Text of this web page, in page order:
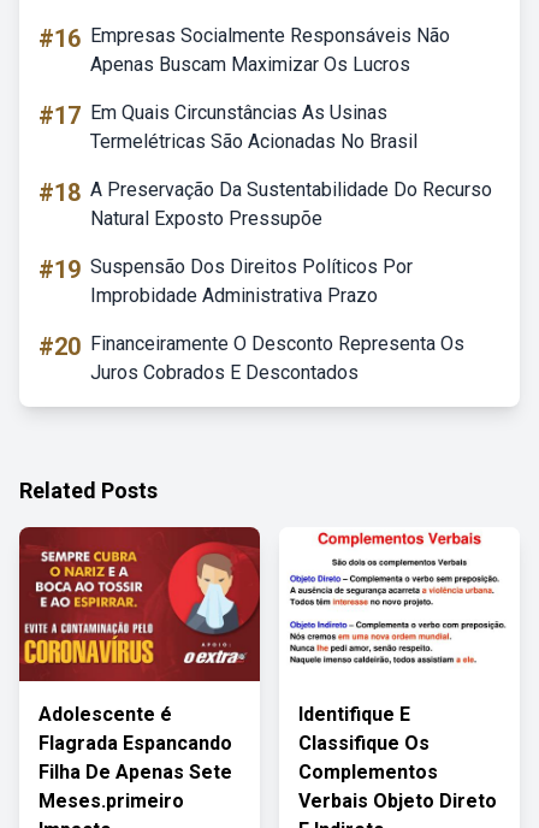
#16 Empresas Socialmente Responsáveis Não
Apenas Buscam Maximizar Os Lucros
#17 Em Quais Circunstâncias As Usinas
Termelétricas São Acionadas No Brasil
#18 A Preservação Da Sustentabilidade Do Recurso
Natural Exposto Pressupõe
#19 Suspensão Dos Direitos Políticos Por
Improbidade Administrativa Prazo
#20 Financeiramente O Desconto Representa Os
Juros Cobrados E Descontados
Related Posts
Adolescente é
Flagrada Espancando
Filha De Apenas Sete
Meses.primeiro
Identifique E
Classifique Os
Complementos
Verbais Objeto Direto